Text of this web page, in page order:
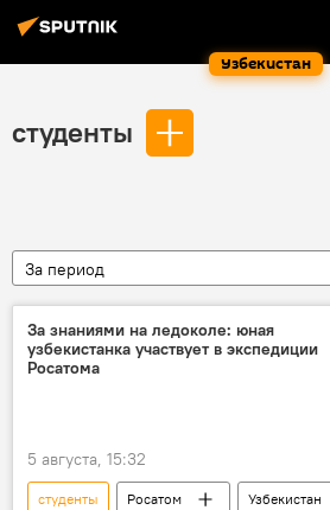
Узбекистан
студенты
За период
За знаниями на ледоколе: юная
узбекистанка участвует в экспедиции
Росатома
5 августа, 15:32
студенты Росатом
Узбекистан